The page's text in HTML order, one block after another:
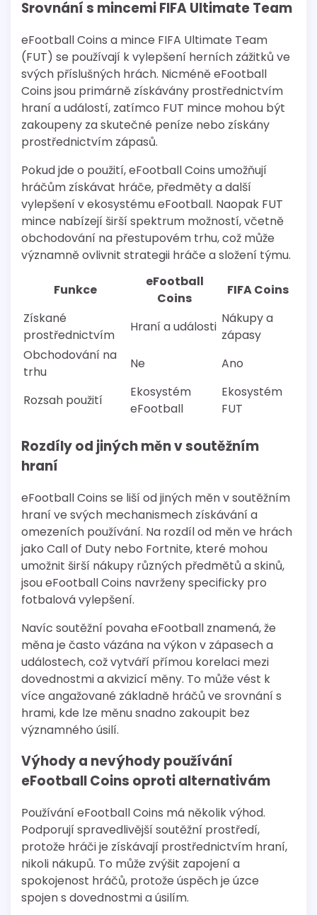
Srovnání s mincemi FIFA Ultimate Team
eFootball Coins a mince FIFA Ultimate Team
(FUT) se používají k vylepšení herních zážitků ve
svých příslušných hrách. Nicméně eFootball
Coins jsou primárně získávány prostřednictvím
hraní a událostí, zatímco FUT mince mohou být
zakoupeny za skutečné peníze nebo získány
prostřednictvím zápasů.
Pokud jde o použití, eFootball Coins umožňují
hráčům získávat hráče, předměty a další
vylepšení v ekosystému eFootball. Naopak FUT
mince nabízejí širší spektrum možností, včetně
obchodování na přestupovém trhu, což může
významně ovlivnit strategii hráče a složení týmu.
Funkce
eFootball
Coins
FIFA Coins
Získané
prostřednictvím
Hraní a události
Nákupy a
zápasy
Obchodování na
trhu
Ne Ano
Rozsah použití
Ekosystém
eFootball
Ekosystém
FUT
Rozdíly od jiných měn v soutěžním
hraní
eFootball Coins se liší od jiných měn v soutěžním
hraní ve svých mechanismech získávání a
omezeních používání. Na rozdíl od měn ve hrách
jako Call of Duty nebo Fortnite, které mohou
umožnit širší nákupy různých předmětů a skinů,
jsou eFootball Coins navrženy specificky pro
fotbalová vylepšení.
Navíc soutěžní povaha eFootball znamená, že
měna je často vázána na výkon v zápasech a
událostech, což vytváří přímou korelaci mezi
dovednostmi a akvizicí měny. To může vést k
více angažované základně hráčů ve srovnání s
hrami, kde lze měnu snadno zakoupit bez
významného úsilí.
Výhody a nevýhody používání
eFootball Coins oproti alternativám
Používání eFootball Coins má několik výhod.
Podporují spravedlivější soutěžní prostředí,
protože hráči je získávají prostřednictvím hraní,
nikoli nákupů. To může zvýšit zapojení a
spokojenost hráčů, protože úspěch je úzce
spojen s dovednostmi a úsilím.